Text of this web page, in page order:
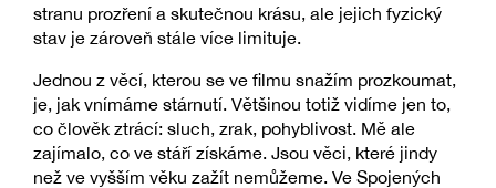
stranu prozření a skutečnou krásu, ale jejich fyzický
stav je zároveň stále více limituje.
Jednou z věcí, kterou se ve filmu snažím prozkoumat,
je, jak vnímáme stárnutí. Většinou totiž vidíme jen to,
co člověk ztrácí: sluch, zrak, pohyblivost. Mě ale
zajímalo, co ve stáří získáme. Jsou věci, které jindy
než ve vyšším věku zažít nemůžeme. Ve Spojených